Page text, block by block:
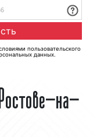
пользовательского
данных
на-